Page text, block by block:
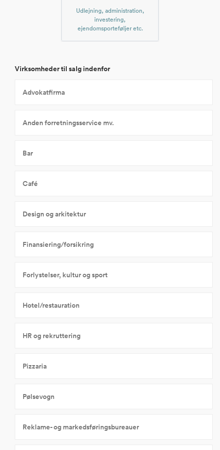
Udlejning, administration,
investering,
ejendomsporteføljer etc.
Virksomheder til salg indenfor
Advokatfirma
Anden forretningsservice mv.
Bar
Café
Design og arkitektur
Finansiering/forsikring
Forlystelser, kultur og sport
Hotel/restauration
HR og rekruttering
Pizzaria
Pølsevogn
Reklame- og markedsføringsbureauer